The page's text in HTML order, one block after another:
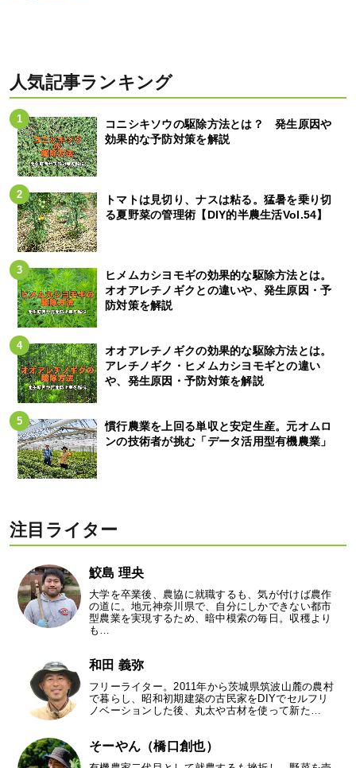
人気記事ランキング
コニシキソウの駆除方法とは？ 発生原因や
効果的な予防対策を解説
トマトは見切り、ナスは粘る。猛暑を乗り切
る夏野菜の管理術【DIY的半農生活Vol.54】
ヒメムカシヨモギの効果的な駆除方法とは。
オオアレチノギクとの違いや、発生原因・予
防対策を解説
オオアレチノギクの効果的な駆除方法とは。
アレチノギク・ヒメムカシヨモギとの違い
や、発生原因・予防対策を解説
慣行農業を上回る単収と安定生産。元オムロ
ンの技術者が挑む「データ活用型有機農業」
注目ライター
鮫島 理央
大学を卒業後、農協に就職するも、気が付けば農作
の道に。地元神奈川県で、自分にしかできない都市
型農業を実現するため、暗中模索の毎日。収穫より
も…
和田 義弥
フリーライター。2011年から茨城県筑波山麓の農村
で暮らし、昭和初期建築の古民家をDIYでセルフリ
ノベーションした後、丸太や古材を使って新た…
そーやん（橋口創也）